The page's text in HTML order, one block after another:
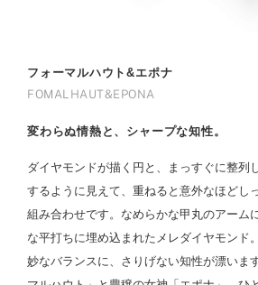
フォーマルハウト&エポナ
FOMALHAUT&EPONA
変わらぬ情熱と、シャープな知性。
ダイヤモンドが描く円と、まっすぐに整列
するように見えて、重ねると意外なほどし
組み合わせです。なめらかな甲丸のアーム
な平打ちに埋め込まれたメレダイヤモンド
妙なバランスに、さりげない知性が漂いま